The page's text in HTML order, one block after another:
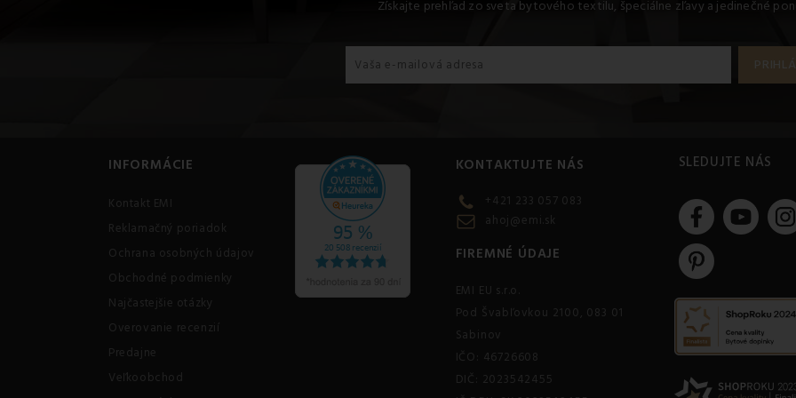
Získajte prehľad zo sveta bytového textilu, špeciálne zľavy a jedinečné
INFORMÁCIE
Kontakt EMI
Reklamačný poriadok
Ochrana osobných údajov
Obchodné podmienky
Najčastejšie otázky
Overovanie recenzií
Predajne
Veľkoobchod
KONTAKTUJTE NÁS
+421 233 057 083
ahoj@emi.sk
FIREMNÉ ÚDAJE
EMI EU s.r.o.
Pod Švabľovkou 2100, 083 01
Sabinov
IČO: 46726608
DIČ: 2023542455
SLEDUJTE NÁS